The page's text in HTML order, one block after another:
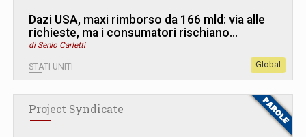
Dazi USA, maxi rimborso da 166 mld: via alle
richieste, ma i consumatori rischiano...
di Senio Carletti
STATI UNITI Global
Project Syndicate